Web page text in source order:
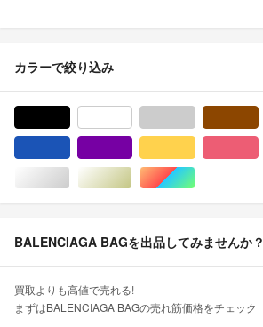
カラーで絞り込み
シルバー/銀色系ゴールド/金色系マルチカラー
BALENCIAGA BAGを出品してみませんか？
買取よりも高値で売れる!
まずはBALENCIAGA BAGの売れ筋価格をチェック